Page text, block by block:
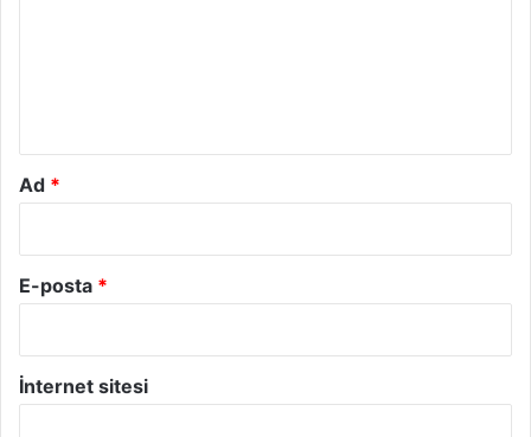
Ad *
E-posta *
İnternet sitesi